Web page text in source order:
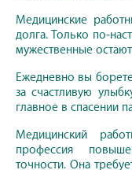
Медицинские
долга. Только по-
мужественные
Ежедневно вы
за счастливую
главное в спасении
Медицинский
профессия
точности. Она